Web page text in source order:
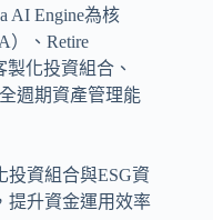
AI Engine為核
）、Retire
製化投資組合、
週期資產管理能
投資組合與ESG資
提升資金運用效率